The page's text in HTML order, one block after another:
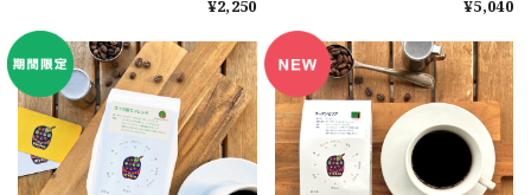
¥2,250
¥5,040